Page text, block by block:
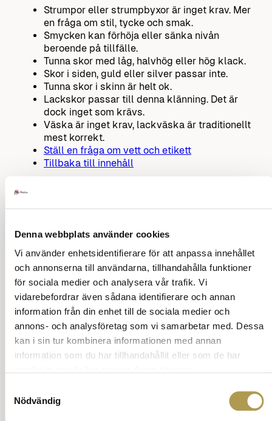
Denna webbplats använder cookies
Vi använder enhetsidentifierare för att anpassa innehållet
och annonserna till användarna, tillhandahålla funktioner
för sociala medier och analysera vår trafik. Vi
vidarebefordrar även sådana identifierare och annan
information från din enhet till de sociala medier och
annons- och analysföretag som vi samarbetar med. Dessa
kan i sin tur kombinera informationen med annan
information som du har tillhandahållit eller som de har
Nödvändig
Strumpor eller strumpbyxor är inget krav. Mer
en fråga om stil, tycke och smak.
Smycken kan förhöja eller sänka nivån
beroende på tillfälle.
Tunna skor med låg, halvhög eller hög klack.
Skor i siden, guld eller silver passar inte.
Tunna skor i skinn är helt ok.
Lackskor passar till denna klänning. Det är
dock inget som krävs.
Väska är inget krav, lackväska är traditionellt
mest korrekt.
Ställ en fråga om vett och etikett
Tillbaka till innehåll
Kuriosa vid mörk kostymklänning
Ibland hävdas att rött är syndens färg och
omöjligt på bröllop. Det är fel och rött fungerar
utmärkt.
Pärlhalsband på bröllop, som ibland förknippas
med tårar
(skrock) .
Ställ en fråga om vett och etikett
Tillbaka till innehåll